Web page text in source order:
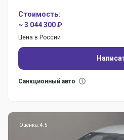
Стоимость:
~ 3 044 300 ₽
Цена в России
Санкционный авто
Оценка: 4.5